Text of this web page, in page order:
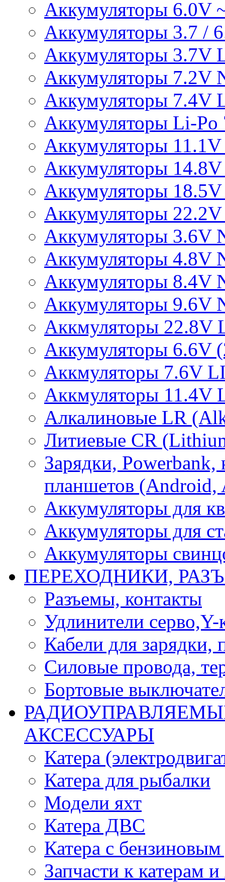
Аккумуляторы 6.0V
Аккумуляторы 3.7 /
Аккумуляторы 3.7V
Аккумуляторы 7.2V
Аккумуляторы 7.4V
Аккумуляторы Li-Po
Аккумуляторы
Аккумуляторы
Аккумуляторы
Аккумуляторы
Аккумуляторы 3.6V
Аккумуляторы 4.8V
Аккумуляторы 8.4V
Аккумуляторы 9.6V
Аккмуляторы 22.8V
Аккумуляторы 6.6V
Аккмуляторы 7.6V
Аккмуляторы 11.4V
Алкалиновые LR
Литиевые CR
Зарядки, Powerbank,
планшетов (Android,
Аккумуляторы для
Аккумуляторы для
Аккумуляторы
ПЕРЕХОДНИКИ,
Разъемы, контакты
Удлинители серво,Y-
Кабели для зарядки,
Силовые провода,
Бортовые
АКСЕССУАРЫ
Катера
Катера для рыбалки
Модели яхт
Катера ДВС
Катера с бензиновым
Запчасти к катерам